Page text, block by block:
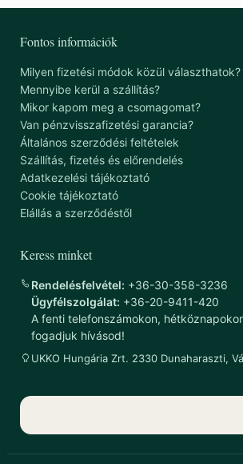
Fontos információk
Milyen fizetési módok közül választhatok?
Mennyibe kerül a szállítás?
Mikor kapom meg a csomagomat?
Van pénzvisszafizetési garancia?
Általános szerződési feltételek
Szállítás, fizetés és előrendelés
Adatkezelési tájékoztató
Cookie tájékoztató
Elállás a szerződéstől
Keress minket
Rendelésfelvétel: +36-30-358-3236
Ügyfélszolgálat: +36-20-9411-420
A fenti telefonszámokon,
fogadjuk hívásod!
UKKO Hungária Zrt. 2330 Dunaharaszti,